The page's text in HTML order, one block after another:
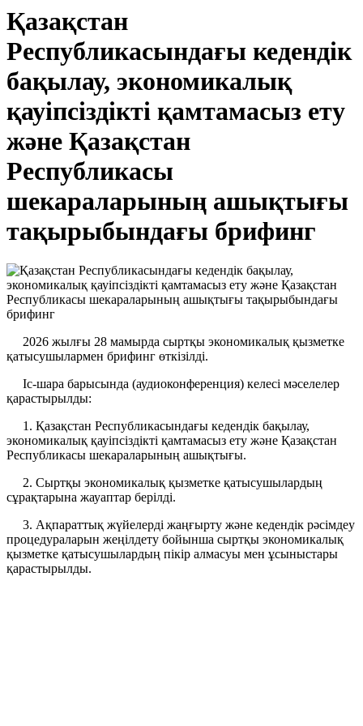
Қазақстан
Республикасындағы кедендік
бақылау, экономикалық
қауіпсіздікті қамтамасыз ету
және Қазақстан
Республикасы
шекараларының ашықтығы
тақырыбындағы брифинг
2026 жылғы 28 мамырда сыртқы экономикалық қызметке
қатысушылармен брифинг өткізілді.
Іс-шара барысында (аудиоконференция) келесі мәселелер
қарастырылды:
1. Қазақстан Республикасындағы кедендік бақылау,
экономикалық қауіпсіздікті қамтамасыз ету және Қазақстан
Республикасы шекараларының ашықтығы.
2. Сыртқы экономикалық қызметке қатысушылардың
сұрақтарына жауаптар берілді.
3. Ақпараттық жүйелерді жаңғырту және кедендік рәсімдеу
процедураларын жеңілдету бойынша сыртқы экономикалық
қызметке қатысушылардың пікір алмасуы мен ұсыныстары
қарастырылды.